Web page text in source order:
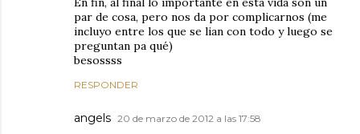
par de cosa, pero nos da por complicarnos (me
incluyo entre los que se lian con todo y luego se
preguntan pa qué)
besossss
RESPONDER
angels 20 de marzo de 2012 a las 17:58